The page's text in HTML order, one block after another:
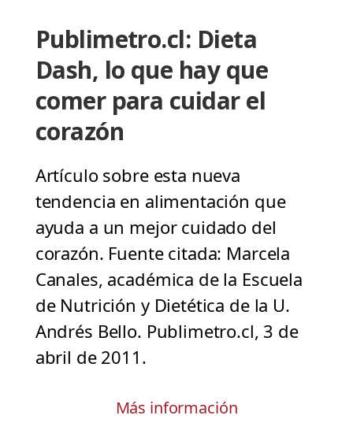
Publimetro.cl: Dieta
Dash, lo que hay que
comer para cuidar el
corazón
Artículo sobre esta nueva
tendencia en alimentación que
ayuda a un mejor cuidado del
corazón. Fuente citada: Marcela
Canales, académica de la Escuela
de Nutrición y Dietética de la U.
Andrés Bello. Publimetro.cl, 3 de
abril de 2011.
Más información